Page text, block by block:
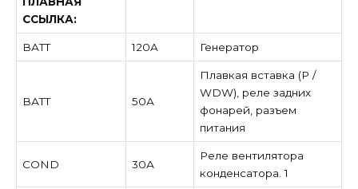
ССЫЛКА:
ВАТТ 120A Генератор
ВАТТ 50А
Плавкая вставка (P /
WDW), реле задних
фонарей, разъем
питания
COND 30А
Реле вентилятора
конденсатора. 1